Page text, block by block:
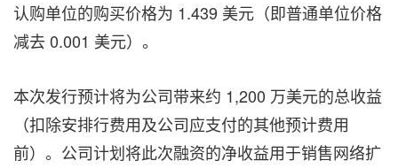
认购单位的购买价格为 1.439 美元（即普通单位价格
减去 0.001 美元）。
本次发行预计将为公司带来约 1,200 万美元的总收益
（扣除安排行费用及公司应支付的其他预计费用
前）。公司计划将此次融资的净收益用于销售网络扩